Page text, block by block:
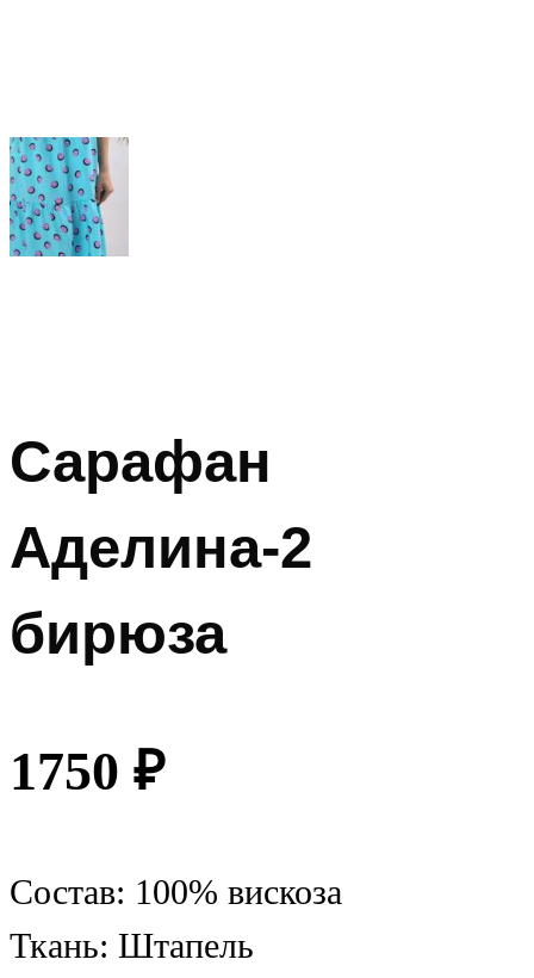
Сарафан
Аделина-2
бирюза
1750 ₽
Состав: 100% вискоза
Ткань: Штапель